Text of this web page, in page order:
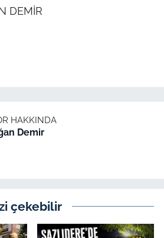
DEMİR
HAKKINDA
Demir
çekebilir